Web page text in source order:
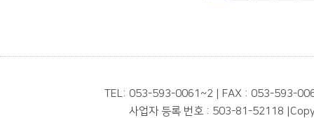
TEL: 053-593-0061~2 | FAX : 053-593-
사업자 등록 번호 : 503-81-52118